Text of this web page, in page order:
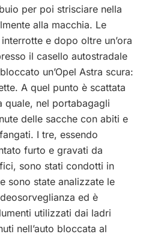
per poi strisciare nella
alla macchia. Le
e dopo oltre un’ora
il casello autostradale
un’Opel Astra scura:
A quel punto è scattata
quale, nel portabagagli
delle sacche con abiti e
I tre, essendo
furto e gravati da
sono stati condotti in
sono state analizzate le
ed è
utilizzati dai ladri
nell’auto bloccata al